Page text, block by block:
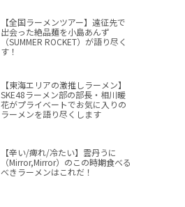
【全国ラーメンツアー】遠征先で
出会った絶品麺を小島あんず
（SUMMER ROCKET）が語り尽く
す！
【東海エリアの激推しラーメン】
SKE48ラーメン部の部長・相川暖
花がプライベートでお気に入りの
ラーメンを語り尽くします
【辛い/痺れ/冷たい】雲丹うに
（Mirror,Mirror）のこの時期食べる
べきラーメンはこれだ！